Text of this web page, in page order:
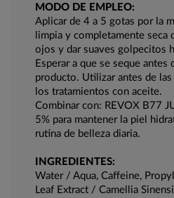
MODO DE EMPLEO:
Aplicar de 4 a 5 gotas por la
limpia y completamente
ojos y dar suaves golpecitos
Esperar a que se seque
producto. Utilizar antes de
los tratamientos con aceite.
Combinar con: REVOX B77
5% para mantener la piel
rutina de belleza diaria.
INGREDIENTES:
Water / Aqua, Caffeine,
Leaf Extract / Camellia